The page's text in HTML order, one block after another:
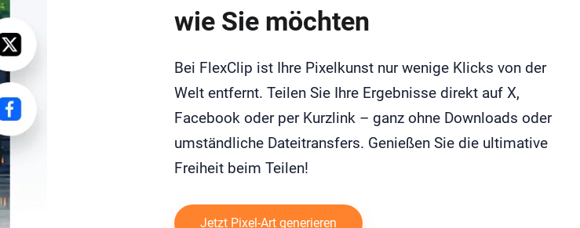
wie Sie möchten
Bei FlexClip ist Ihre Pixelkunst nur wenige Klicks von der
Welt entfernt. Teilen Sie Ihre Ergebnisse direkt auf X,
Facebook oder per Kurzlink – ganz ohne Downloads oder
umständliche Dateitransfers. Genießen Sie die ultimative
Freiheit beim Teilen!
Jetzt Pixel-Art generieren